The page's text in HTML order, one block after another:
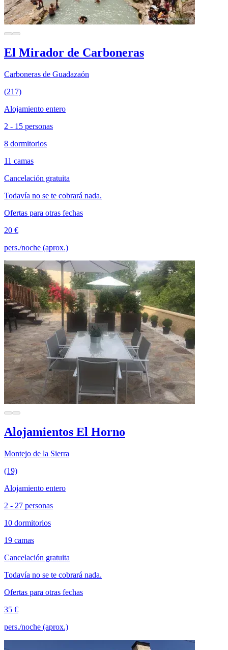
El Mirador de Carboneras
Carboneras de Guadazaón
(217)
Alojamiento entero
2 - 15 personas
8 dormitorios
11 camas
Cancelación gratuita
Todavía no se te cobrará nada.
Ofertas para otras fechas
20 €
pers./noche (aprox.)
Alojamientos El Horno
Montejo de la Sierra
(19)
Alojamiento entero
2 - 27 personas
10 dormitorios
19 camas
Cancelación gratuita
Todavía no se te cobrará nada.
Ofertas para otras fechas
35 €
pers./noche (aprox.)